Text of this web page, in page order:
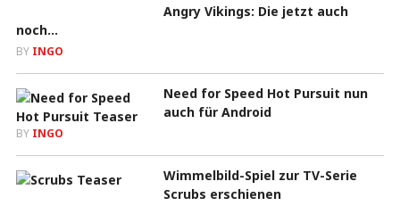
Angry Vikings: Die jetzt auch
noch…
BY INGO
Need for Speed Hot Pursuit nun
auch für Android
BY INGO
Wimmelbild-Spiel zur TV-Serie
Scrubs erschienen